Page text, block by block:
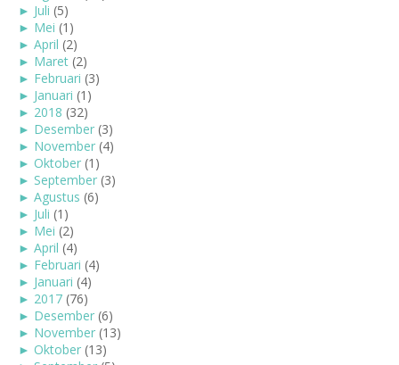
► Juli (5)
► Mei (1)
► April (2)
► Maret (2)
► Februari (3)
► Januari (1)
► 2018 (32)
► Desember (3)
► November (4)
► Oktober (1)
► September (3)
► Agustus (6)
► Juli (1)
► Mei (2)
► April (4)
► Februari (4)
► Januari (4)
► 2017 (76)
► Desember (6)
► November (13)
► Oktober (13)